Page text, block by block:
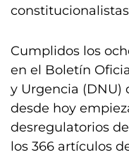
Cumplidos los
en el Boletín
y Urgencia (DNU)
desde hoy
desregulatorios
los 366 artículos